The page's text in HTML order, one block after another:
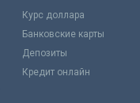
Курс доллара
Банковские карты
Депозиты
Кредит онлайн